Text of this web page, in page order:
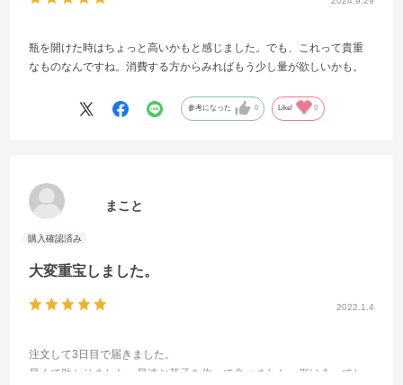
瓶を開けた時はちょっと高いかもと感じました。でも、これって貴重
なものなんですね。消費する方からみればもう少し量が欲しいかも。
参考になった 0 Like! 0
2022.1.4
大変重宝しました。
まこと
注文して3日目で届きました。
早くて助かりました。早速お菓子を作って食べました。形は今一でし